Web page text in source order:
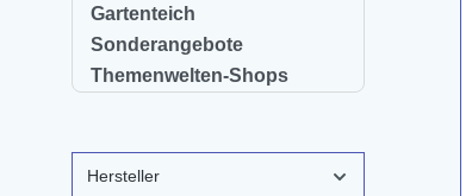
Gartenteich
Sonderangebote
Themenwelten-Shops
Hersteller